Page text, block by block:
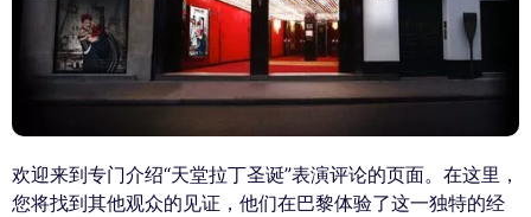
欢迎来到专门介绍“天堂拉丁圣诞”表演评论的页面。在这里，
您将找到其他观众的见证，他们在巴黎体验了这一独特的经